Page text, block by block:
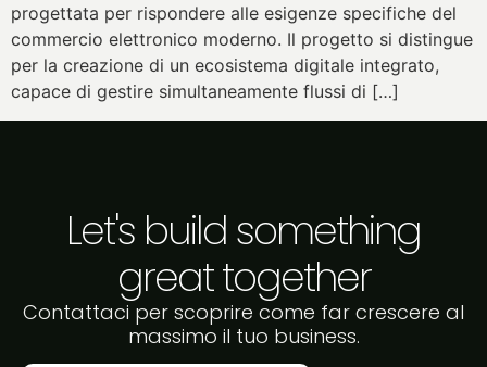
progettata per rispondere alle esigenze specifiche del
commercio elettronico moderno. Il progetto si distingue
per la creazione di un ecosistema digitale integrato,
capace di gestire simultaneamente flussi di […]
Let's build something
great together
Contattaci per scoprire come far crescere al
massimo il tuo business.